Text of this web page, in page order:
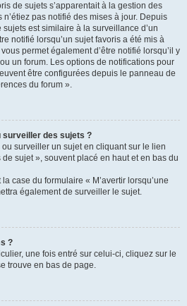
de sujets s’apparentait à la gestion des
pas notifié des mises à jour. Depuis
est similaire à la surveillance d’un
notifié lorsqu’un sujet favoris a été mis à
permet également d’être notifié lorsqu’il y
un forum. Les options de notifications pour
être configurées depuis le panneau de
du forum ».
surveiller des sujets ?
surveiller un sujet en cliquant sur le lien
sujet », souvent placé en haut et en bas du
case du formulaire « M’avertir lorsqu’une
également de surveiller le sujet.
?
une fois entré sur celui-ci, cliquez sur le
trouve en bas de page.